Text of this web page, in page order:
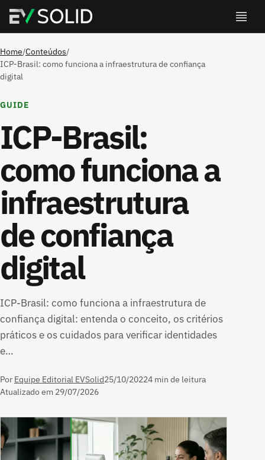
Home/Conteúdos/
ICP-Brasil: como funciona a infraestrutura de confiança
digital
GUIDE
ICP-Brasil:
como funciona a
infraestrutura
de confiança
digital
ICP-Brasil: como funciona a infraestrutura de
confiança digital: entenda o conceito, os critérios
práticos e os cuidados para verificar identidades
e…
Por Equipe Editorial EVSolid25/10/20224 min de leitura
Atualizado em 29/07/2026